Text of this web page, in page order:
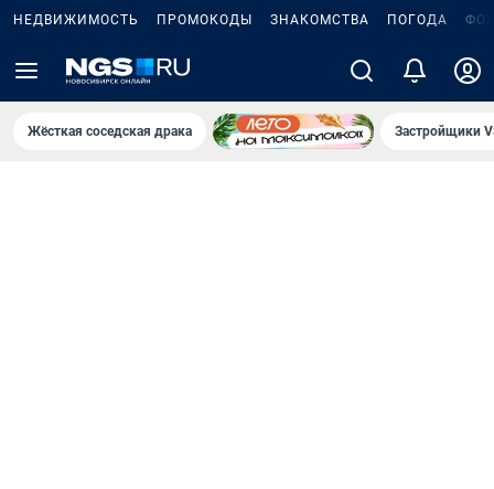
НЕДВИЖИМОСТЬ ПРОМОКОДЫ ЗНАКОМСТВА ПОГОДА
Жёсткая соседская драка Застройщики